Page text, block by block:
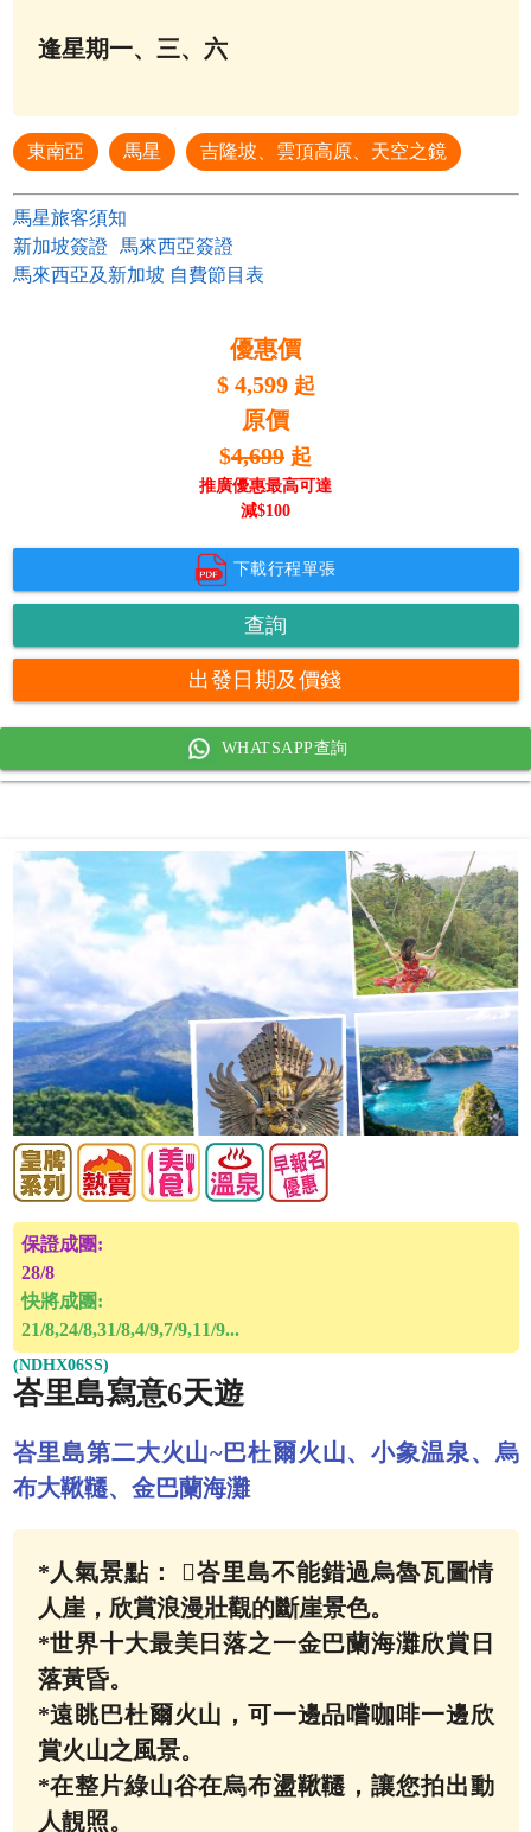
逢星期一、三、六
東南亞 馬星 吉隆坡、雲頂高原、天空之鏡
馬星旅客須知
新加坡簽證
馬來西亞簽證
馬來西亞及新加坡 自費節目表
優惠價
$ 4,599 起
原價
$4,699 起
推廣優惠最高可達
減$100
下載行程單張
查詢
出發日期及價錢
WHATSAPP查詢
保證成團:
28/8
快將成團:
21/8,24/8,31/8,4/9,7/9,11/9...
(NDHX06SS)
峇里島寫意6天遊
峇里島第二大火山~巴杜爾火山、小象温泉、烏
布大鞦韆、金巴蘭海灘
*人氣景點： 峇里島不能錯過烏魯瓦圖情
人崖，欣賞浪漫壯觀的斷崖景色。
*世界十大最美日落之一金巴蘭海灘欣賞日
落黃昏。
*遠眺巴杜爾火山，可一邊品嚐咖啡一邊欣
賞火山之風景。
*在整片綠山谷在烏布盪鞦韆，讓您拍出動
人靚照。